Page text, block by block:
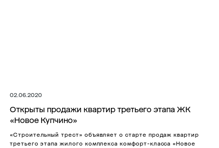
02.06.2020
Открыты продажи квартир третьего этапа ЖК
«Новое Купчино»
«Строительный трест» объявляет о старте продаж квартир
третьего этапа жилого комплекса комфорт-класса «Новое